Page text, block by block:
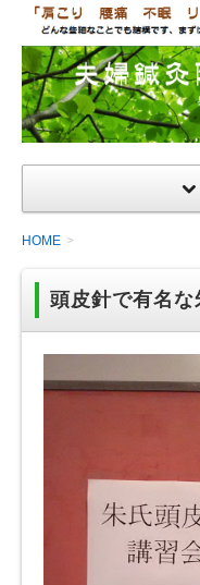
夫
婦
鍼
灸
院
HOME
頭皮針で有名